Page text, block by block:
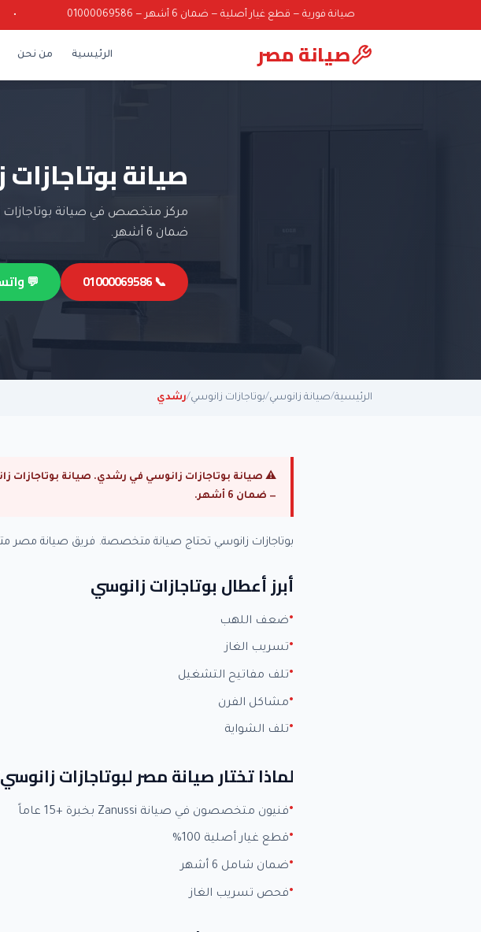
صيانة فورية — قطع غيار أصلية — ضمان 6 أشهر — 01000069586
صيانة مصر الرئيسية من نحن
صيانة
مركز متخصص في صيانة بوتاجازات
ضمان 6 أشهر.
📞 01000069586
💬
الرئيسية/صيانة زانوسي/بوتاجازات زانوسي/رشدي
— ضمان 6 أشهر.
بوتاجازات زانوسي تحتاج صيانة متخصصة. فريق صيانة
أبرز أعطال بوتاجازات زانوسي
ضعف اللهب
تسريب الغاز
تلف مفاتيح التشغيل
مشاكل الفرن
تلف الشواية
لماذا تختار صيانة مصر لبوتاجازات
فنيون متخصصون في صيانة Zanussi بخبرة +15 عاماً
قطع غيار أصلية 100%
ضمان شامل 6 أشهر
فحص تسريب الغاز